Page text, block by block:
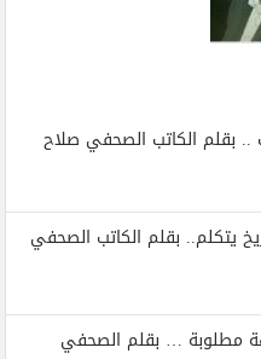
.. بقلم الكاتب الصحفي صلاح
رسائل‭ ‬سيناء‭.. ‬والتاريخ‭ ‬يتكلم.. بقلم الكاتب الصحفي
مطلوبة … بقلم الصحفي